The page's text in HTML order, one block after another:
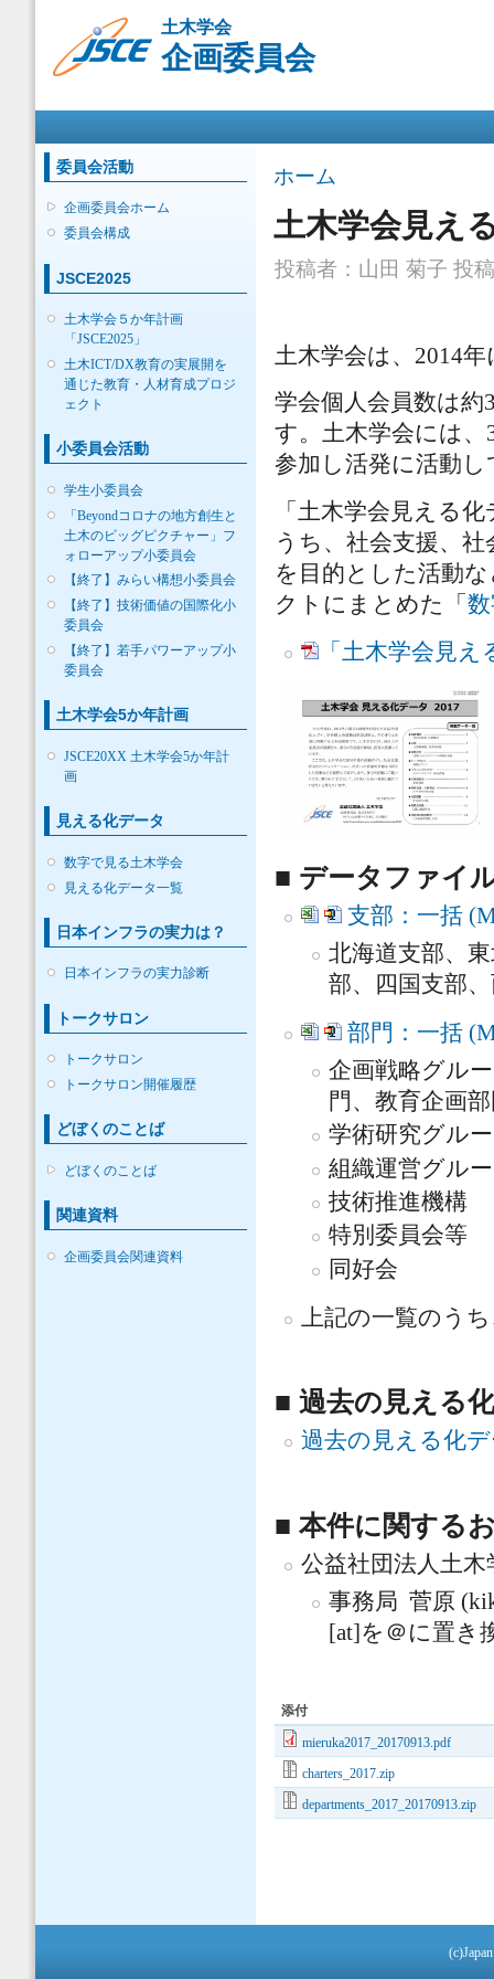
動
土木学会
企画委員会
委員会活動
企画委員会ホーム
委員会構成
JSCE2025
土木学会５か年計画
「JSCE2025」
土木ICT/DX教育の実展開を
通じた教育・人材育成プロジ
ェクト
小委員会活動
学生小委員会
「Beyondコロナの地方創生と
土木のビッグピクチャー」フ
ォローアップ小委員会
【終了】みらい構想小委員会
【終了】技術価値の国際化小
委員会
【終了】若手パワーアップ小
委員会
土木学会5か年計画
JSCE20XX 土木学会5か年計
画
見える化データ
数字で見る土木学会
見える化データ一覧
日本インフラの実力は？
日本インフラの実力診断
トークサロン
トークサロン
トークサロン開催履歴
どぼくのことば
どぼくのことば
関連資料
企画委員会関連資料
現在地
ホーム
土木学会見え
投稿者： 山田 菊子 投
土木学会は、2014
学会個人会員数は約
す。土木学会には
参加し活発に活動
「土木学会見える
うち、社会支援、
を目的とした活動
クトにまとめた「
「土木学会見
■ データファイ
支部：一括
北海道支部、
部、四国支部
部門：一括
企画戦略グル
門、教育企画
学術研究グル
組織運営グル
技術推進機構
特別委員会等
同好会
上記の一覧のう
■ 過去の見える
過去の見える化
■ 本件に関する
公益社団法人土
事務局 菅原
[at]を＠に置き
添付
mieruka2017_20170913.pdf
charters_2017.zip
departments_2017_20170913.zip